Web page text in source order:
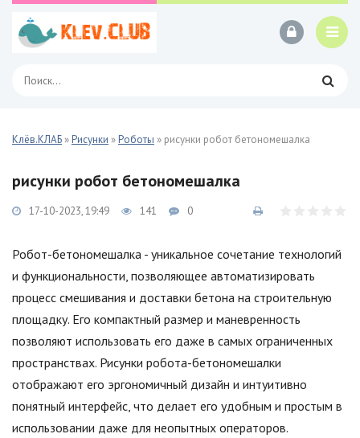
Клёв.КЛАБ »Рисунки »Роботы » рисунки робот бетономешалка
рисунки робот бетономешалка
17-10-2023, 19:49 141 0
Робот-бетономешалка - уникальное сочетание технологий
и функциональности, позволяющее автоматизировать
процесс смешивания и доставки бетона на строительную
площадку. Его компактный размер и маневренность
позволяют использовать его даже в самых ограниченных
пространствах. Рисунки робота-бетономешалки
отображают его эргономичный дизайн и интуитивно
понятный интерфейс, что делает его удобным и простым в
использовании даже для неопытных операторов.